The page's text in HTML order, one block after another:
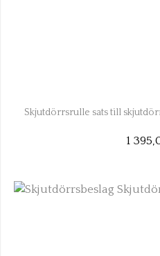
Skjutdörrsrulle sats till
1